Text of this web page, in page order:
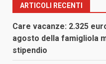
ARTICOLI RECENTI
Care vacanze: 2.325
agosto della famigliola
stipendio